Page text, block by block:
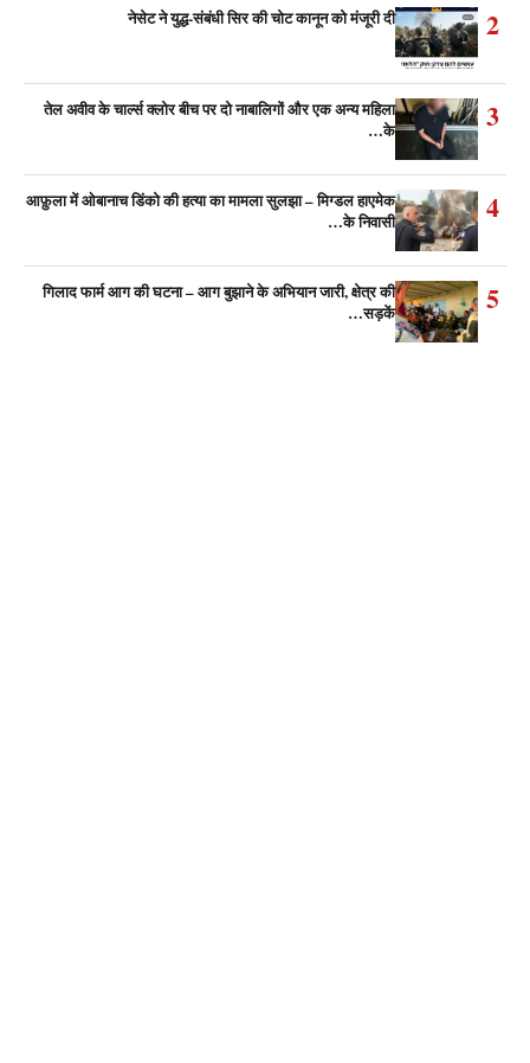
2
नेसेट ने युद्ध-संबंधी सिर की चोट कानून को मंजूरी दी
3
तेल अवीव के चार्ल्स क्लोर बीच पर दो नाबालिगों और एक अन्य महिला
के…
4
आफ़ुला में ओबानाच डिंको की हत्या का मामला सुलझा – मिग्डल हाएमेक
के निवासी…
5
गिलाद फार्म आग की घटना – आग बुझाने के अभियान जारी, क्षेत्र की
सड़कें…